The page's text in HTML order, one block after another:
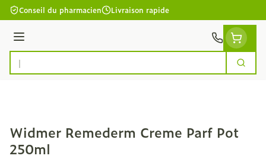
Aller au contenu
Conseil du pharmacien Livraison rapide
Menu
Rechercher
Widmer Remederm Creme Parf Pot
250ml